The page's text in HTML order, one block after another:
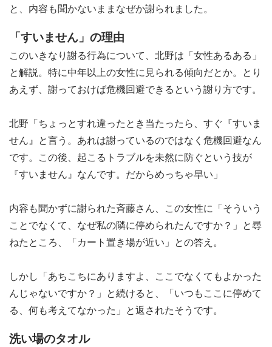
と、内容も聞かないままなぜか謝られました。
「すいません」の理由
このいきなり謝る行為について、北野は「女性あるある」
と解説。特に中年以上の女性に見られる傾向だとか。とり
あえず、謝っておけば危機回避できるという謝り方です。
北野「ちょっとすれ違ったとき当たったら、すぐ『すいま
せん』と言う。あれは謝っているのではなく危機回避なん
です。この後、起こるトラブルを未然に防ぐという技が
『すいません』なんです。だからめっちゃ早い」
内容も聞かずに謝られた斉藤さん、この女性に「そういう
ことでなくて、なぜ私の隣に停められたんですか？」と尋
ねたところ、「カート置き場が近い」との答え。
しかし「あちこちにありますよ、ここでなくてもよかった
んじゃないですか？」と続けると、「いつもここに停めて
る、何も考えてなかった」と返されたそうです。
洗い場のタオル